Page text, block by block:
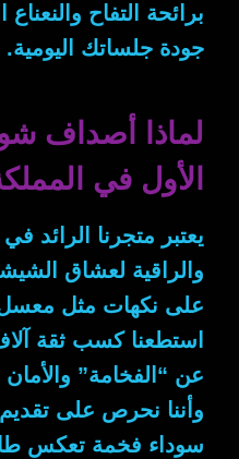
برائحة التفاح
جودة جلساتك اليومية.
لماذا أصداف
الأول في
يعتبر متجرنا الرائد
والراقية لعشاق
على نكهات مثل معسل
استطعنا كسب ثقة
عن “الفخامة”
وأننا نحرص على تقديم